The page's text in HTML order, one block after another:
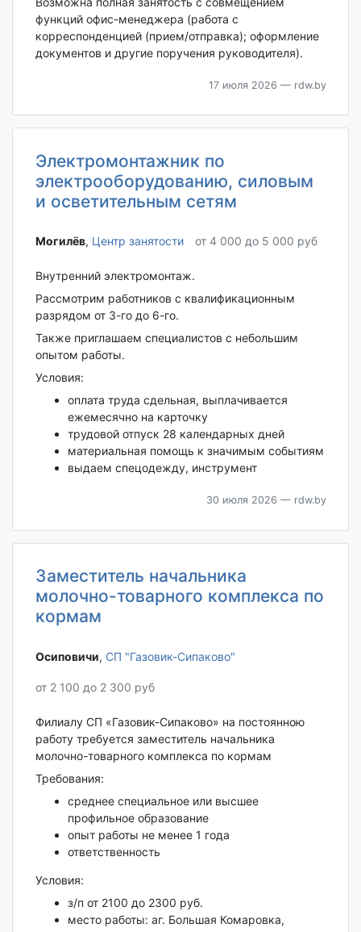
функций офис-менеджера (работа с
корреспонденцией (прием/отправка); оформление
документов и другие поручения руководителя).
17 июля 2026 — rdw.by
Электромонтажник по
электрооборудованию, силовым
и осветительным сетям
Могилёв‎, Центр занятости от 4 000 до 5 000 руб
Внутренний электромонтаж.
Рассмотрим работников с квалификационным
разрядом от 3-го до 6-го.
Также приглашаем специалистов с небольшим
опытом работы.
Условия:
оплата труда сдельная, выплачивается
ежемесячно на карточку
трудовой отпуск 28 календарных дней
материальная помощь к значимым событиям
выдаем спецодежду, инструмент
30 июля 2026 — rdw.by
Заместитель начальника
молочно-товарного комплекса по
кормам
Осиповичи‎, СП "Газовик-Сипаково"
от 2 100 до 2 300 руб
Филиалу СП «Газовик-Сипаково» на постоянною
работу требуется заместитель начальника
молочно-товарного комплекса по кормам
Требования:
среднее специальное или высшее
профильное образование
опыт работы не менее 1 года
ответственность
Условия:
з/п от 2100 до 2300 руб.
место работы: аг. Большая Комаровка,